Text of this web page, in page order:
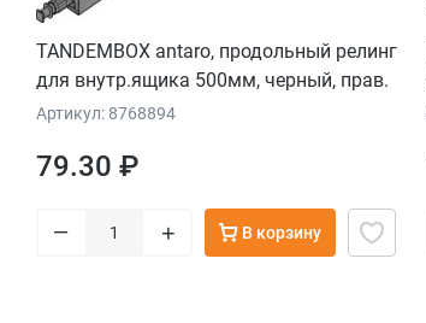
TANDEMBOX antaro, продольный релинг
для внутр.ящика 500мм, черный, прав.
Артикул: 8768894
79.30 ₽
– + В корзину